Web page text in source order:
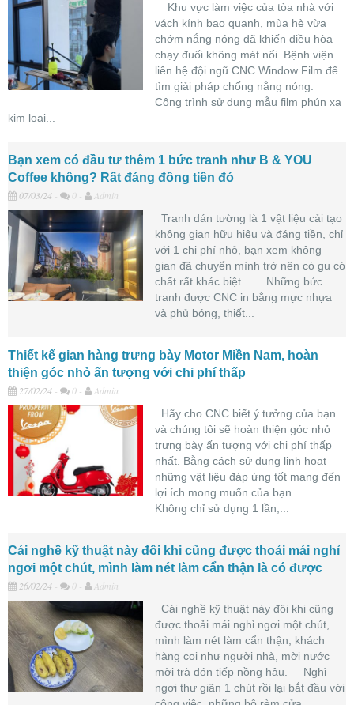
Khu vực làm việc của tòa nhà với
vách kính bao quanh, mùa hè vừa
chớm nắng nóng đã khiến điều hòa
chạy đuối không mát nổi. Bệnh viện
liên hệ đội ngũ CNC Window Film để
tìm giải pháp chống nắng nóng.
Công trình sử dụng mẫu film phún xạ
kim loại...
Bạn xem có đầu tư thêm 1 bức tranh như B & YOU
Coffee không? Rất đáng đồng tiền đó
07/03/24 - 0 -
Admin
Tranh dán tường là 1 vật liệu cải tạo
không gian hữu hiệu và đáng tiền, chỉ
với 1 chi phí nhỏ, bạn xem không
gian đã chuyển mình trở nên có gu có
chất rất khác biệt. Những bức
tranh được CNC in bằng mực nhựa
và phủ bóng, thiết...
Thiết kế gian hàng trưng bày Motor Miền Nam, hoàn
thiện góc nhỏ ấn tượng với chi phí thấp
27/02/24 - 0 -
Admin
Hãy cho CNC biết ý tưởng của bạn
và chúng tôi sẽ hoàn thiện góc nhỏ
trưng bày ấn tượng với chi phí thấp
nhất. Bằng cách sử dụng linh hoạt
những vật liệu đáp ứng tốt mang đến
lợi ích mong muốn của bạn.
Không chỉ sử dụng 1 lần,...
Cái nghề kỹ thuật này đôi khi cũng được thoải mái nghỉ
ngơi một chút, mình làm nét làm cẩn thận là có được
26/02/24 - 0 -
Admin
Cái nghề kỹ thuật này đôi khi cũng
được thoải mái nghỉ ngơi một chút,
mình làm nét làm cẩn thận, khách
hàng coi như người nhà, mời nước
mời trà đón tiếp nồng hậu. Nghỉ
ngơi thư giãn 1 chút rồi lại bắt đầu với